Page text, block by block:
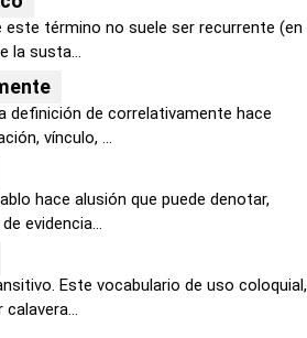
este término no suele ser recurrente (en
la susta...
definición de correlativamente hace
vínculo, ...
hace alusión que puede denotar,
evidencia...
Este vocabulario de uso coloquial,